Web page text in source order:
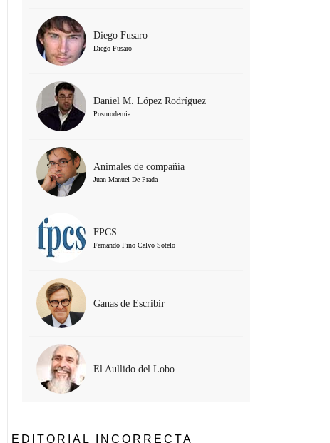
Diego Fusaro
Diego Fusaro
Daniel M. López Rodríguez
Posmodernia
Animales de compañía
Juan Manuel De Prada
FPCS
Fernando Pino Calvo Sotelo
Ganas de Escribir
El Aullido del Lobo
EDITORIAL INCORRECTA